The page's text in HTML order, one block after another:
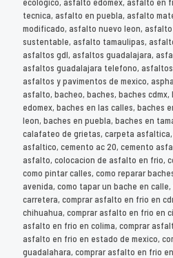
tecnica, asfalto en puebla, asfalto
modificado, asfalto nuevo leon,
sustentable, asfalto tamaulipas,
asfaltos gdl, asfaltos guadalajara,
asfaltos guadalajara telefono,
asfaltos y pavimentos de mexico,
asfalto, bacheo, baches, baches cdmx,
edomex, baches en las calles, baches
leon, baches en puebla, baches en
calafateo de grietas, carpeta
asfaltico, cemento ac 20, cemento
asfalto, colocacion de asfalto en frio,
como pintar calles, como reparar
avenida, como tapar un bache en
carretera, comprar asfalto en frio en
chihuahua, comprar asfalto en frio en
asfalto en frio en colima, comprar
asfalto en frio en estado de mexico,
guadalahara, comprar asfalto en frio